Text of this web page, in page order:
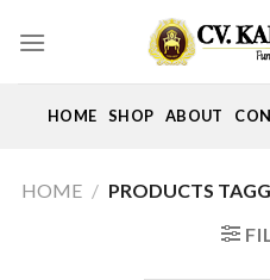
HOME SHOP ABOUT
HOME / PRODUCTS